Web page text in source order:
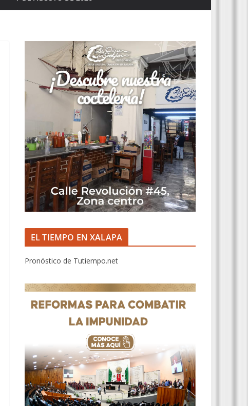
EL TIEMPO EN XALAPA
Pronóstico de Tutiempo.net